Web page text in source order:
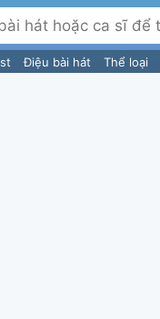
Điệu bài hát Thể loại